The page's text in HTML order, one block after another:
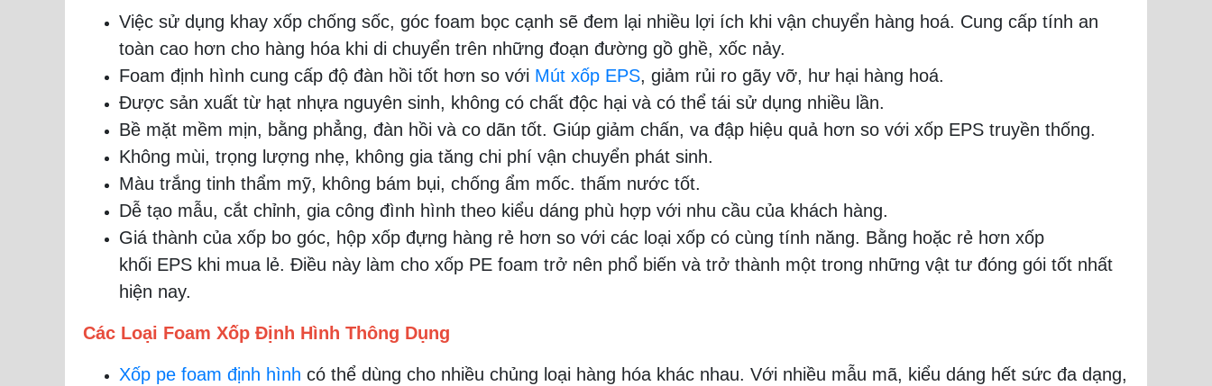
Việc sử dụng khay xốp chống sốc, góc foam bọc cạnh sẽ đem lại nhiều lợi ích khi vận chuyển hàng hoá. Cung cấp tính an
toàn cao hơn cho hàng hóa khi di chuyển trên những đoạn đường gồ ghề, xốc nảy.
Foam định hình cung cấp độ đàn hồi tốt hơn so với Mút xốp EPS, giảm rủi ro gãy vỡ, hư hại hàng hoá.
Được sản xuất từ hạt nhựa nguyên sinh, không có chất độc hại và có thể tái sử dụng nhiều lần.
Bề mặt mềm mịn, bằng phẳng, đàn hồi và co dãn tốt. Giúp giảm chấn, va đập hiệu quả hơn so với xốp EPS truyền thống.
Không mùi, trọng lượng nhẹ, không gia tăng chi phí vận chuyển phát sinh.
Màu trắng tinh thẩm mỹ, không bám bụi, chống ẩm mốc. thấm nước tốt.
Dễ tạo mẫu, cắt chỉnh, gia công đình hình theo kiểu dáng phù hợp với nhu cầu của khách hàng.
Giá thành của xốp bo góc, hộp xốp đựng hàng rẻ hơn so với các loại xốp có cùng tính năng. Bằng hoặc rẻ hơn xốp
khối EPS khi mua lẻ. Điều này làm cho xốp PE foam trở nên phổ biến và trở thành một trong những vật tư đóng gói tốt nhất
hiện nay.
Các Loại Foam Xốp Định Hình Thông Dụng
Xốp pe foam định hình có thể dùng cho nhiều chủng loại hàng hóa khác nhau. Với nhiều mẫu mã, kiểu dáng hết sức đa dạng,